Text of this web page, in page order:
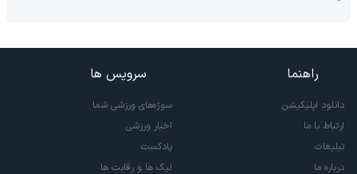
راهنما
دانلود اپلیکیشن
ارتباط با ما
تبلیغات
درباره ما
سرویس ها
سوژه‌های ورزشی شما
اخبار ورزشی
پادکست
لیگ ها و رقابت ها